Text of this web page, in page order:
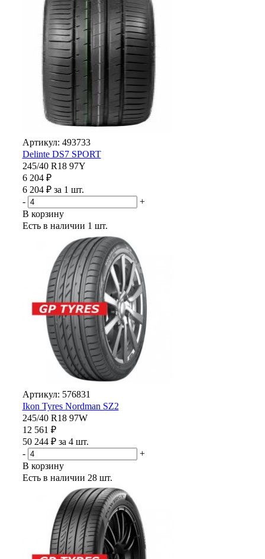
Артикул: 493733
Delinte DS7 SPORT
245/40 R18 97Y
6 204 ₽
6 204 ₽ за 1 шт.
-
+
В корзину
Есть в наличии 1 шт.
Артикул: 576831
Ikon Tyres Nordman SZ2
245/40 R18 97W
12 561 ₽
50 244 ₽ за 4 шт.
-
+
В корзину
Есть в наличии 28 шт.